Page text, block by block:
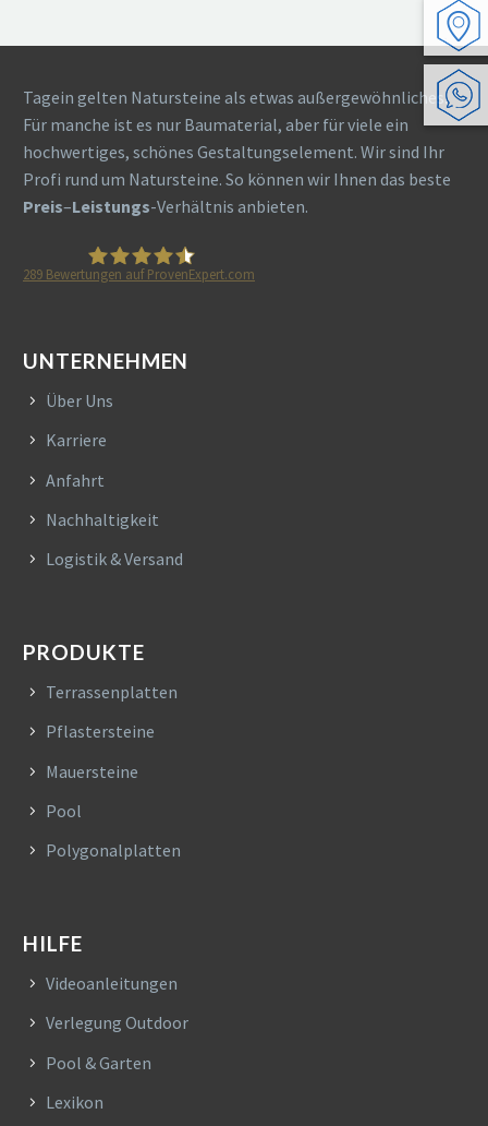
Tagein gelten Natursteine als etwas außergewöhnliches.
Für manche ist es nur Baumaterial, aber für viele ein
hochwertiges, schönes Gestaltungselement. Wir sind Ihr
Profi rund um Natursteine. So können wir Ihnen das beste
Preis–Leistungs-Verhältnis anbieten.
289 Bewertungen auf ProvenExpert.com
UNTERNEHMEN
Über Uns
Karriere
Anfahrt
Nachhaltigkeit
Logistik & Versand
PRODUKTE
Terrassenplatten
Pflastersteine
Mauersteine
Pool
Polygonalplatten
HILFE
Videoanleitungen
Verlegung Outdoor
Pool & Garten
Lexikon